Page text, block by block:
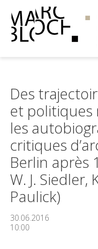
Des
et politiques
les
critiques
Berlin après
W. J. Siedler,
Paulick)
30.06.2016
10:00